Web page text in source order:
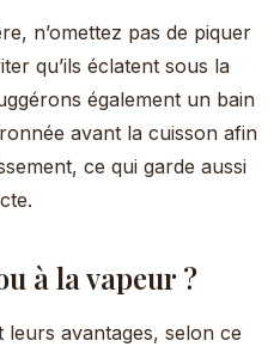
n’omettez pas de piquer
qu’ils éclatent sous la
également un bain
avant la cuisson afin
ce qui garde aussi
à la vapeur ?
leurs avantages, selon ce